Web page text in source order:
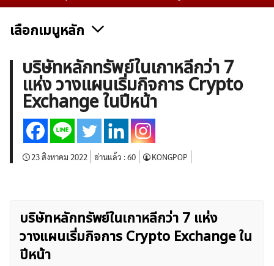
ค้นหา
สำหรับ:
เลือกเมนูหลัก
ข่าวฟอเร็กซ์และสกุลเงิน คริปโตเคอร์เรนซี
ฟรีซิกแนล รายวัน
บทวิเคราะห์
เศรษฐกิจทั่วไป ดัชนี-หุ้น
พันธบัตร
สินค้าโภคภัณฑ์
โบรกเกอร์ FX
โปรโมชั่น Forex
กองทุน Forex
ฟรี EA
บริษัทหลักทรัพย์ในเกาหลีกว่า 7
แห่ง วางแผนเริ่มกิจการ Crypto
Exchange ในปีหน้า
23 สิงหาคม 2022 อ่านแล้ว :60 KONGPOP
บริษัทหลักทรัพย์ในเกาหลีกว่า 7 แห่ง
วางแผนเริ่มกิจการ Crypto Exchange ใน
ปีหน้า